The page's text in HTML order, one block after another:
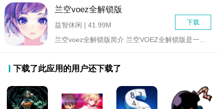
兰空voez全解锁版
下载
益智休闲 | 41.99M
兰空voez全解锁版简介 兰空VOEZ全解锁版是一款音乐节...
下载了此应用的用户还下载了